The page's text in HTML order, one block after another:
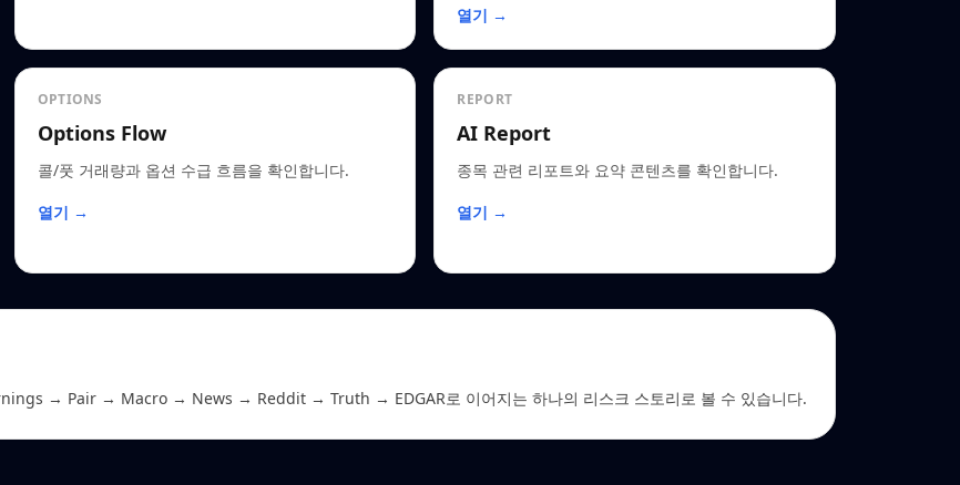
열기 →
OPTIONS
Options Flow
콜/풋 거래량과 옵션 수급 흐름을 확인합니다.
열기 →
REPORT
AI Report
종목 관련 리포트와 요약 콘텐츠를 확인합니다.
열기 →
→ Pair → Macro → News → Reddit → Truth → EDGAR로 이어지는 하나의 리스크 스토리로 볼 수 있습니다.